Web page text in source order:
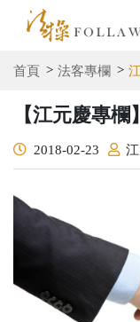
首頁 法客專欄
【江元慶專
2018-02-23